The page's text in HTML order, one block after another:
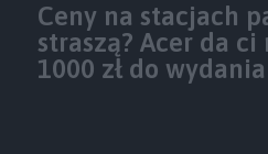
Ceny na stacjach
straszą? Acer da ci
1000 zł do